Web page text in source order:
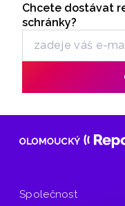
Odběr
Chcete dostávat
schránky?
Společnost